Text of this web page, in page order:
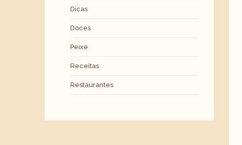
Dicas
Doces
Peixe
Receitas
Restaurantes